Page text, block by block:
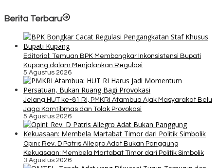
Berita Terbaru
Editorial: Temuan BPK Membongkar Inkonsistensi Bupati
Kupang dalam Menjalankan Regulasi
5 Agustus 2026
Jelang HUT ke-81 RI, PMKRI Atambua Ajak Masyarakat Belu
Jaga Kamtibmas dan Tolak Provokasi
5 Agustus 2026
Opini: Rev. D Patris Allegro Adat Bukan Panggung
Kekuasaan: Membela Martabat Timor dari Politik Simbolik
3 Agustus 2026